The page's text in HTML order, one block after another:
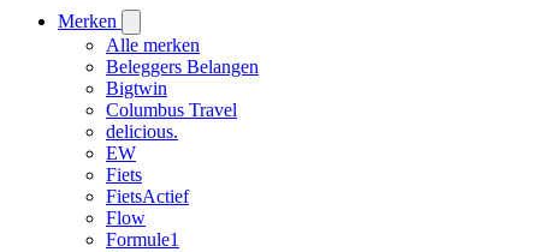
Merken
Alle merken
Beleggers Belangen
Bigtwin
Columbus Travel
delicious.
EW
Fiets
FietsActief
Flow
Formule1